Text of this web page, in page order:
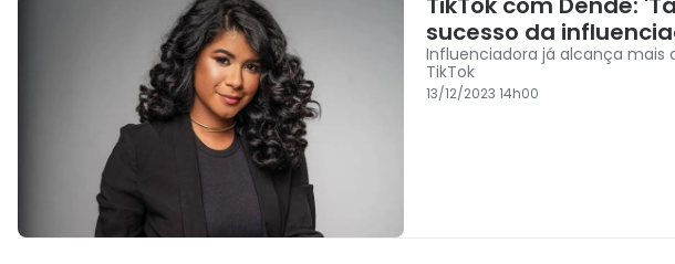
sucesso da
Influenciadora já alcança mais
TikTok
13/12/2023 14h00